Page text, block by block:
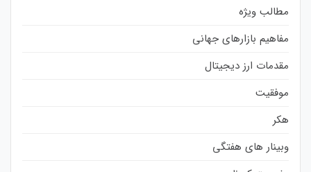
مطالب ویژه
مفاهیم بازارهای جهانی
مقدمات ارز دیجیتال
موفقیت
هکر
وبینار های هفتگی